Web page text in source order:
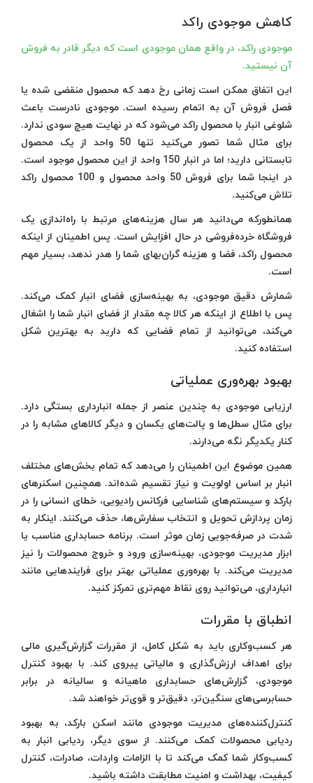
کاهش موجودی راکد
موجودی راکد، در واقع همان موجودی است که دیگر قادر به فروش
آن نیستید.
این اتفاق ممکن است زمانی رخ دهد که محصول منقضی شده یا
فصل فروش آن به اتمام رسیده است. موجودی نادرست باعث
شلوغی انبار با محصول راکد می‌شود که در نهایت هیچ سودی ندارد.
برای مثال شما تصور می‌کنید تنها 50 واحد از یک محصول
تابستانی دارید؛ اما در انبار 150 واحد از این محصول موجود است.
در اینجا شما برای فروش 50 واحد محصول و 100 محصول راکد
تلاش می‌کنید.
همانطورکه می‌دانید هر سال هزینه‌های مرتبط با راه‌اندازی یک
فروشگاه خرده‌فروشی در حال افزایش است. پس اطمینان از اینکه
محصول راکد، فضا و هزینه‌ گران‌بهای شما را هدر ندهد، بسیار مهم
است.
شمارش دقیق موجودی، به بهینه‌سازی فضای انبار کمک می‌کند.
پس با اطلاع از اینکه هر کالا چه مقدار از فضای انبار شما را اشغال
می‌کند، می‌توانید از تمام فضایی که دارید به بهترین شکل
استفاده کنید.
بهبود بهره‌وری عملیاتی
ارزیابی موجودی به چندین عنصر از جمله انبارداری بستگی دارد.
برای مثال سطل‌‌ها و پالت‌های یکسان و دیگر کالاهای مشابه را در
کنار یکدیگر نگه می‌دارند.
همین موضوع این اطمینان را می‌دهد که تمام بخش‌های مختلف
انبار بر اساس اولویت و نیاز تقسیم شده‌اند. همچنین اسکنرهای
بارکد و سیستم‌های شناسایی فرکانس رادیویی، خطای انسانی را در
زمان پردازش تحویل و انتخاب سفارش‌ها، حذف می‌کنند. اینکار به
شدت در صرفه‌جویی زمان موثر است. برنامه حسابداری مناسب یا
ابزار مدیریت موجودی، بهینه‌سازی ورود و خروج محصولات را نیز
مدیریت می‌کند. با بهره‌وری عملیاتی بهتر برای فرایندهایی مانند
انبارداری، می‌توانید روی نقاط مهم‌تری تمرکز کنید.
انطباق با مقررات
هر کسب‌وکاری باید به شکل کامل، از مقررات گزارش‌گیری مالی
برای اهداف ارزش‌گذاری و مالیاتی پیروی کند. با بهبود کنترل
موجودی، گزارش‌های حسابداری ماهیانه و سالیانه در برابر
حسابرسی‌های سنگین‌تر، دقیق‌تر و قوی‌تر خواهند شد.
کنترل‌کننده‌های مدیریت موجودی مانند اسکن بارکد، به بهبود
ردیابی محصولات کمک می‌کنند. از سوی دیگر، ردیابی انبار به
کسب‌وکار شما کمک می‌کند تا با الزامات واردات، صادرات، کنترل
کیفیت، بهداشت و امنیت مطابقت داشته باشید.